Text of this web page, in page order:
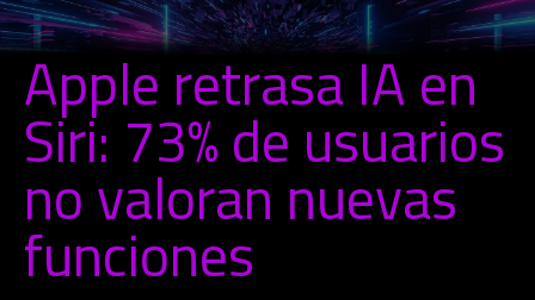
Apple retrasa IA en
Siri: 73% de usuarios
no valoran nuevas
funciones